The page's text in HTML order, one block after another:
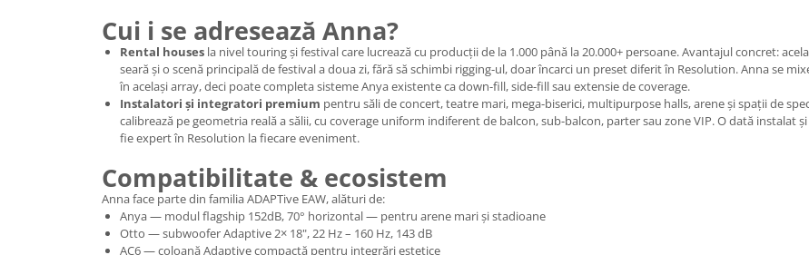
Sisteme wireless
Mixere analogice
Monitorizare In-Ear
Stative pentru Boxe
Stative pentru Microfoane
Cui i se adresează Anna?
Rental houses la nivel touring și festival care lucrează cu producții de la 1.000 până la 20.000+ persoane. Avantajul concret:
seară și o scenă principală de festival a doua zi, fără să schimbi rigging-ul, doar încarci un preset diferit în Resolution. Anna se
în același array, deci poate completa sisteme Anya existente ca down-fill, side-fill sau extensie de coverage.
Instalatori și integratori premium pentru săli de concert, teatre mari, mega-biserici, multipurpose halls, arene și spații de
calibrează pe geometria reală a sălii, cu coverage uniform indiferent de balcon, sub-balcon, parter sau zone VIP. O dată
fie expert în Resolution la fiecare eveniment.
Compatibilitate & ecosistem
Anna face parte din familia ADAPTive EAW, alături de:
Anya — modul flagship 152dB, 70° horizontal — pentru arene mari și stadioane
Otto — subwoofer Adaptive 2× 18", 22 Hz – 160 Hz, 143 dB
AC6 — coloană Adaptive compactă pentru integrări estetice